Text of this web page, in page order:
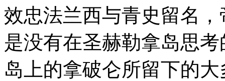
效忠法兰西与青史留名
是没有在圣赫勒拿岛思
岛上的拿破仑所留下的